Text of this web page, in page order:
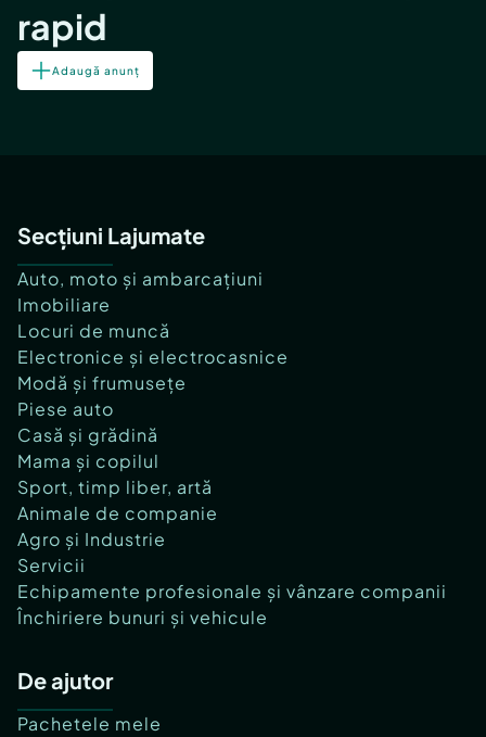
rapid
Adaugă anunț
Secțiuni Lajumate
Auto, moto și ambarcațiuni
Imobiliare
Locuri de muncă
Electronice și electrocasnice
Modă și frumusețe
Piese auto
Casă și grădină
Mama și copilul
Sport, timp liber, artă
Animale de companie
Agro și Industrie
Servicii
Echipamente profesionale și vânzare companii
Închiriere bunuri și vehicule
De ajutor
Pachetele mele